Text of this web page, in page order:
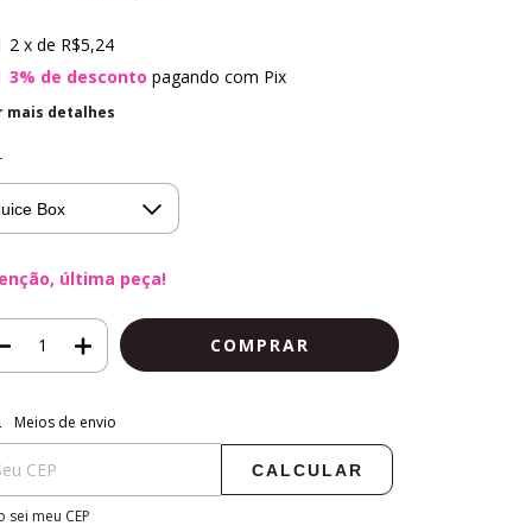
2 x de R$5,24
3% de desconto pagando com Pix
mais detalhes
última peça!
para o CEP:
Meios de envio
CALCULAR
sei meu CEP